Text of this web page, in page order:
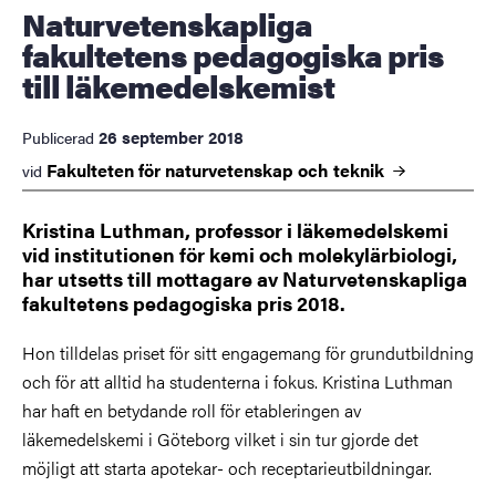
Naturvetenskapliga
fakultetens pedagogiska pris
till läkemedelskemist
Publicerad 26 september 2018
vid Fakulteten för naturvetenskap och teknik
Kristina Luthman, professor i läkemedelskemi
vid institutionen för kemi och molekylärbiologi,
har utsetts till mottagare av Naturvetenskapliga
fakultetens pedagogiska pris 2018.
Hon tilldelas priset för sitt engagemang för grundutbildning
och för att alltid ha studenterna i fokus. Kristina Luthman
har haft en betydande roll för etableringen av
läkemedelskemi i Göteborg vilket i sin tur gjorde det
möjligt att starta apotekar- och receptarieutbildningar.